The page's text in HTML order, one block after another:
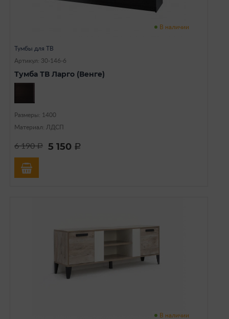
В наличии
Тумбы для ТВ
Артикул: 30-146-6
Тумба ТВ Ларго (Венге)
Размеры: 1400
Материал: ЛДСП
6 190a 5 150 a
В наличии